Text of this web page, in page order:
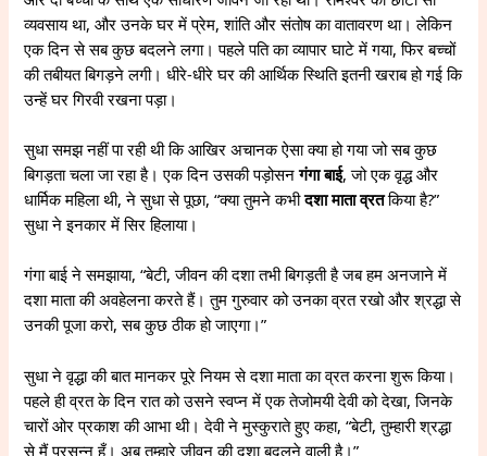
व्यवसाय था, और उनके घर में प्रेम, शांति और संतोष का वातावरण था। लेकिन
एक दिन से सब कुछ बदलने लगा। पहले पति का व्यापार घाटे में गया, फिर बच्चों
की तबीयत बिगड़ने लगी। धीरे-धीरे घर की आर्थिक स्थिति इतनी खराब हो गई कि
उन्हें घर गिरवी रखना पड़ा।
सुधा समझ नहीं पा रही थी कि आखिर अचानक ऐसा क्या हो गया जो सब कुछ
बिगड़ता चला जा रहा है। एक दिन उसकी पड़ोसनगंगा बाई, जो एक वृद्ध और
धार्मिक महिला थी, ने सुधा से पूछा, “क्या तुमने कभीदशा माता व्रतकिया है?”
सुधा ने इनकार में सिर हिलाया।
गंगा बाई ने समझाया, “बेटी, जीवन की दशा तभी बिगड़ती है जब हम अनजाने में
दशा माता की अवहेलना करते हैं। तुम गुरुवार को उनका व्रत रखो और श्रद्धा से
उनकी पूजा करो, सब कुछ ठीक हो जाएगा।”
सुधा ने वृद्धा की बात मानकर पूरे नियम से दशा माता का व्रत करना शुरू किया।
पहले ही व्रत के दिन रात को उसने स्वप्न में एक तेजोमयी देवी को देखा, जिनके
चारों ओर प्रकाश की आभा थी। देवी ने मुस्कुराते हुए कहा, “बेटी, तुम्हारी श्रद्धा
से मैं प्रसन्न हूँ। अब तुम्हारे जीवन की दशा बदलने वाली है।”